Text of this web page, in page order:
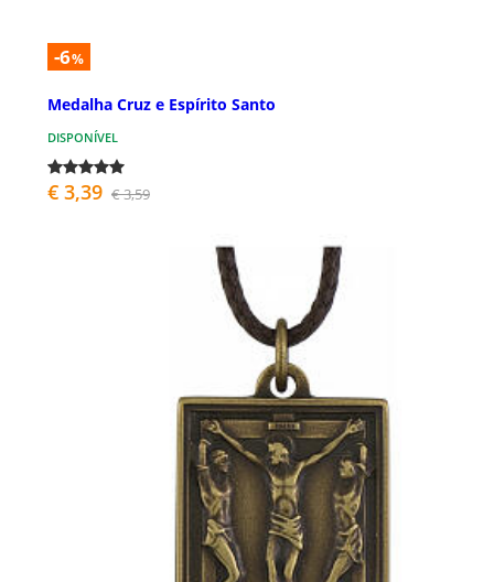
-6%
Medalha Cruz e Espírito Santo
DISPONÍVEL
€ 3,39 € 3,59